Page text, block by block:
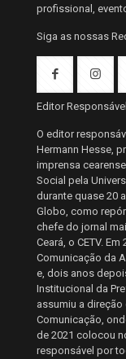
profissional,
Siga as nossas
Editor Responsável
O editor
Hermann Hesse,
imprensa
Social pela
durante quase 20
Globo, como
chefe do jornal
Ceará, o CETV.
Comunicação da
e, dois anos
Institucional da
assumiu a
Comunicação,
de 2021 colocou
responsável por